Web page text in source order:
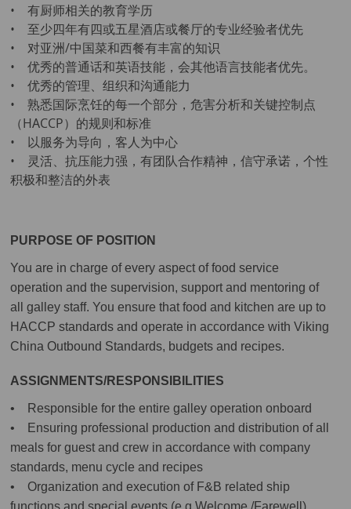
• 有厨师相关的教育学历
• 至少四年有四或五星酒店或餐厅的专业经验者优先
• 对亚洲/中国菜和西餐有丰富的知识
• 优秀的普通话和英语技能，会其他语言技能者优先。
• 优秀的管理、组织和沟通能力
• 熟悉国际烹饪的每一个部分，危害分析和关键控制点
（HACCP）的规则和标准
• 以服务为导向，客人为中心
• 灵活、抗压能力强，有团队合作精神，信守承诺，个性
积极和整洁的外表
PURPOSE OF POSITION
You are in charge of every aspect of food service
operation and the supervision, support and mentoring of
all galley staff. You ensure that food and kitchen are up to
HACCP standards and operate in accordance with Viking
China Outbound Standards, budgets and recipes.
ASSIGNMENTS/RESPONSIBILITIES
• Responsible for the entire galley operation onboard
• Ensuring professional production and distribution of all
meals for guest and crew in accordance with company
standards, menu cycle and recipes
• Organization and execution of F&B related ship